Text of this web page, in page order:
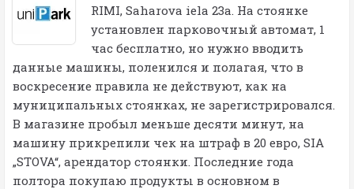
RIMI, Saharova iela 23а. На стоянке
установлен парковочный автомат, 1
час бесплатно, но нужно вводить
данные машины, поленился и полагая, что в
воскресение правила не действуют, как на
муниципальных стоянках, не зарегистрировался.
В магазине пробыл меньше десяти минут, на
машину прикрепили чек на штраф в 20 евро, SIA
„STOVA“, арендатор стоянки. Последние года
полтора покупаю продукты в основном в